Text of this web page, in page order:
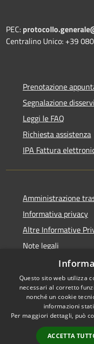
PEC:
Centralino Unico: +39
Prenotazione
Segnalazione
Leggi le FAQ
Richiesta assistenza
IPA Fattura
Amministrazione
Informativa privacy
Altre Informative
Note legali
Dichiarazione di
RSS
Accessibilità
Questo sito web utilizza
necessari al corretto
nonché un cookie
informazioni
Per maggiori dettagli, può
ACCETTA